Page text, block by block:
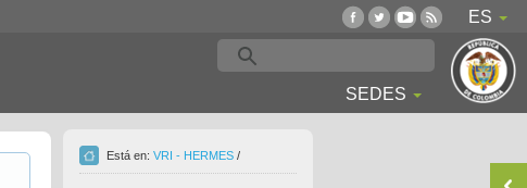
ES
SEDES
Está en: VRI - HERMES /